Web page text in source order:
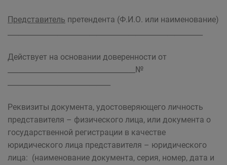
Представитель претендента (Ф.И.О. или наименование)
Действует на основании доверенности от
____________________________________№
Реквизиты документа, удостоверяющего личность
представителя – физического лица, или документа о
государственной регистрации в качестве
юридического лица представителя – юридического
лица: (наименование документа, серия, номер, дата и